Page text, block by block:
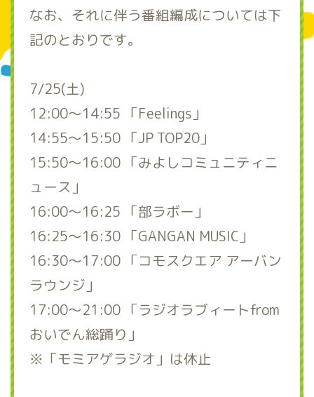
なお、それに伴う番組編成については下
記のとおりです。
7/25(土)
12:00～14:55 「Feelings」
14:55～15:50 「JP TOP20」
15:50～16:00 「みよしコミュニティニ
ュース」
16:00～16:25 「部ラボー」
16:25～16:30 「GANGAN MUSIC」
16:30～17:00 「コモスクエア アーバン
ラウンジ」
17:00～21:00 「ラジオラブィートfrom
おいでん総踊り」
※「モミアゲラジオ」は休止